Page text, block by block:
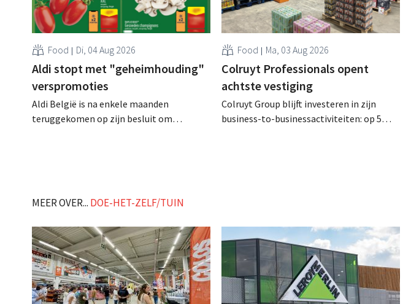
Food Di, 04 Aug 2026
Aldi stopt met "geheimhouding"
verspromoties
Aldi België is na enkele maanden
teruggekomen op zijn besluit om
Food Ma, 03 Aug 2026
Colruyt Professionals opent
achtste vestiging
Colruyt Group blijft investeren in zijn
business-to-businessactiviteiten: op 5
MEER OVER... DOE-HET-ZELF/TUIN